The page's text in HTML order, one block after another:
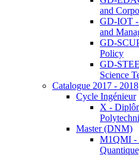
and
GD-IOT -
and
GD-
Policy
GD-
Science
Catalogue 2017 - 2018
Cycle Ingénieur
X -
Master (DNM)
M1QMI -